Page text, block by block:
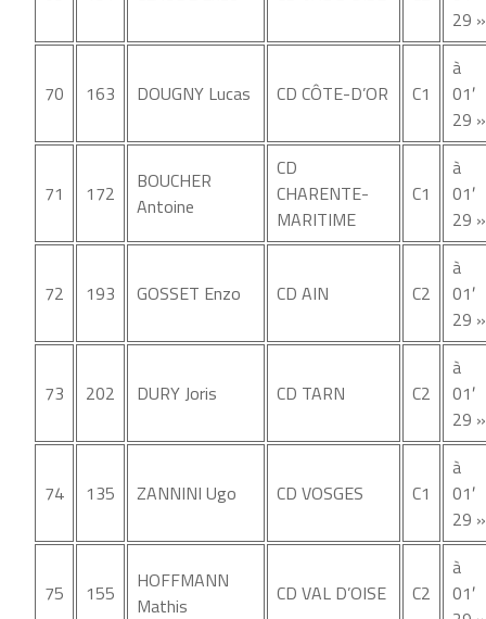
29 »
70 163 DOUGNY Lucas CD CÔTE-D’OR C1
à
01′
29 »
71 172
BOUCHER
Antoine
CD
CHARENTE-
MARITIME
C1
à
01′
29 »
72 193 GOSSET Enzo CD AIN C2
à
01′
29 »
73 202 DURY Joris CD TARN C2
à
01′
29 »
74 135 ZANNINI Ugo CD VOSGES C1
à
01′
29 »
75 155
HOFFMANN
Mathis
CD VAL D’OISE C2
à
01′